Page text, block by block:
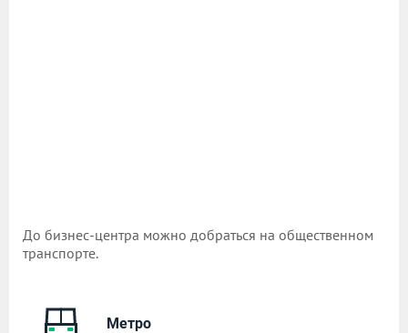
До бизнес-центра можно добраться на общественном
транспорте.
Метро